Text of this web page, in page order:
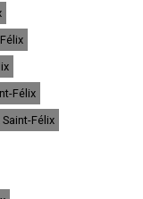
Royan
à Aytré
Charente
Jean-d'Angély
Lagord
Périgny
à Saujon
d'Oléron
Surgères
Plage
sur-Mer
Félix
Félix